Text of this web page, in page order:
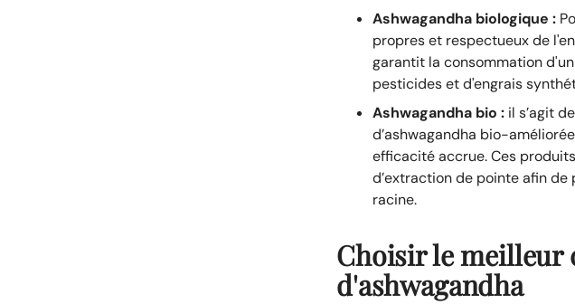
Ashwagandha biologique :
propres et respectueux de
garantit la consommation
pesticides et d'engrais
Ashwagandha bio : il s’agit
d’ashwagandha bio-
efficacité accrue. Ces
d’extraction de pointe afin
racine.
Choisir le meilleur
d'ashwagandha